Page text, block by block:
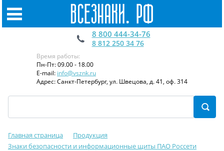
8 800 444-34-76
8 812 250 34 76
Время работы:
Пн-Пт: 09.00 - 18.00
E-mail: info@vsznk.ru
Адрес: Санкт-Петербург, ул. Швецова, д. 41, оф. 314
Главная страница
Продукция
Знаки безопасности и информационные щиты ПАО Россети